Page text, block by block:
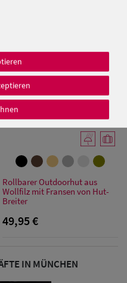
Rollbarer Outdoorhut aus
Wollfilz mit Fransen von Hut-
Breiter
49,95 €
IN MÜNCHEN